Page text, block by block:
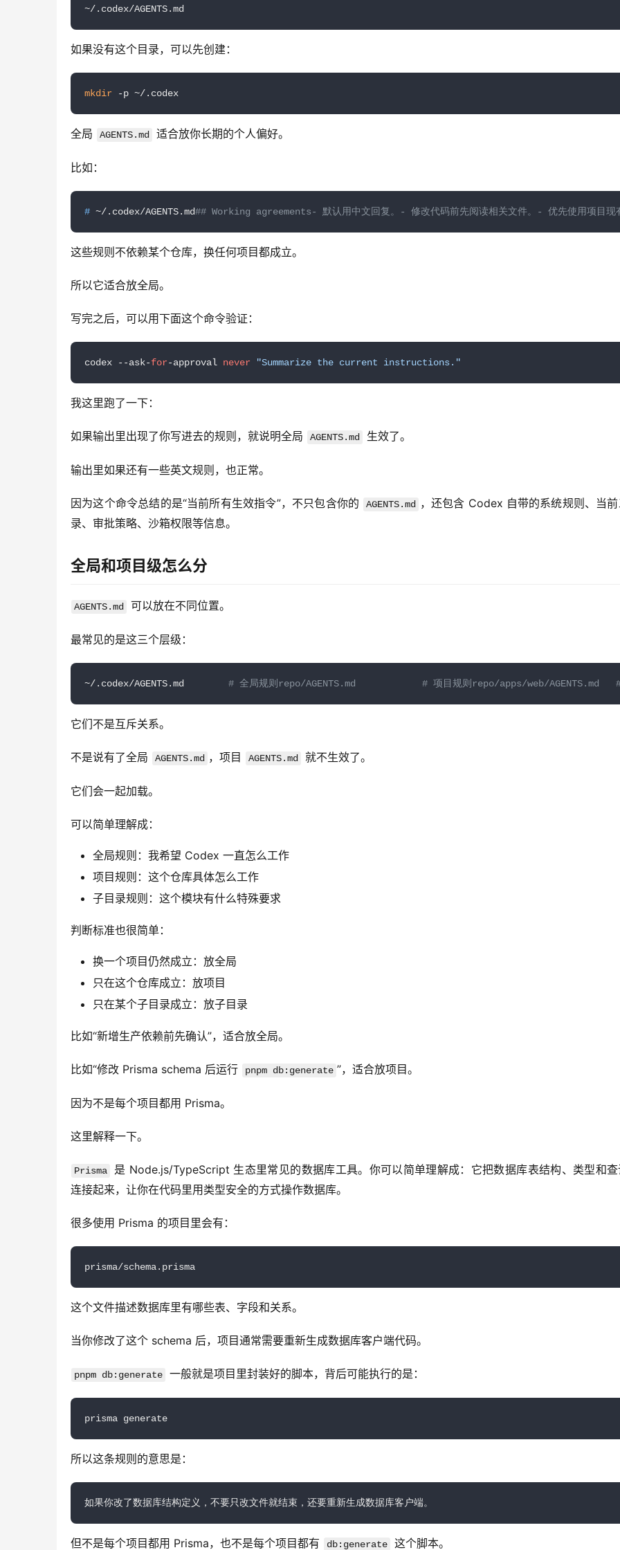
~/.codex/AGENTS.md
如果没有这个目录，可以先创建：
mkdir -p ~/.codex
全局 AGENTS.md 适合放你长期的个人偏好。
比如：
# ~/.codex/AGENTS.md## Working agreements- 默认用中文回复。- 修改代码前先阅读相关文件。- 优先使用项目现
这些规则不依赖某个仓库，换任何项目都成立。
所以它适合放全局。
写完之后，可以用下面这个命令验证：
codex --ask-for-approval never "Summarize the current instructions."
我这里跑了一下：
如果输出里出现了你写进去的规则，就说明全局 AGENTS.md 生效了。
输出里如果还有一些英文规则，也正常。
因为这个命令总结的是“当前所有生效指令”，不只包含你的 AGENTS.md
，还包含 Codex 自带的系统规则、当
录、审批策略、沙箱权限等信息。
全局和项目级怎么分
AGENTS.md 可以放在不同位置。
最常见的是这三个层级：
~/.codex/AGENTS.md # 全局规则repo/AGENTS.md            # 项目规则repo/apps/web/AGENTS.md
它们不是互斥关系。
不是说有了全局 AGENTS.md ，项目 AGENTS.md 就不生效了。
它们会一起加载。
可以简单理解成：
全局规则：我希望 Codex 一直怎么工作
项目规则：这个仓库具体怎么工作
子目录规则：这个模块有什么特殊要求
判断标准也很简单：
换一个项目仍然成立：放全局
只在这个仓库成立：放项目
只在某个子目录成立：放子目录
比如“新增生产依赖前先确认”，适合放全局。
比如“修改 Prisma schema 后运行 pnpm db:generate ”，适合放项目。
因为不是每个项目都用 Prisma。
这里解释一下。
Prisma
是 Node.js/TypeScript 生态里常见的数据库工具。你可以简单理解成：它把数据库表结构、类型和
连接起来，让你在代码里用类型安全的方式操作数据库。
很多使用 Prisma 的项目里会有：
prisma/schema.prisma
这个文件描述数据库里有哪些表、字段和关系。
当你修改了这个 schema 后，项目通常需要重新生成数据库客户端代码。
pnpm db:generate 一般就是项目里封装好的脚本，背后可能执行的是：
prisma generate
所以这条规则的意思是：
如果你改了数据库结构定义，不要只改文件就结束，还要重新生成数据库客户端。
但不是每个项目都用 Prisma，也不是每个项目都有 db:generate 这个脚本。